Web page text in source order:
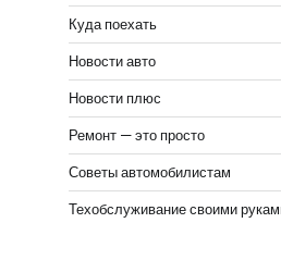
Куда поехать
Новости авто
Новости плюс
Ремонт — это просто
Советы автомобилистам
Техобслуживание своими